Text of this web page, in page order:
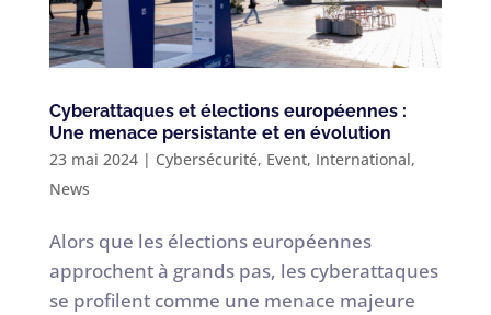
Cyberattaques et élections européennes :
Une menace persistante et en évolution
23 mai 2024| Cybersécurité, Event, International,
News
Alors que les élections européennes
approchent à grands pas, les cyberattaques
se profilent comme une menace majeure